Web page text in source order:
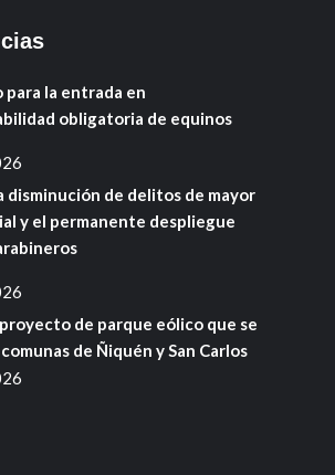
para la entrada en
obligatoria de equinos
disminución de delitos de mayor
y el permanente despliegue
de parque eólico que se
de Ñiquén y San Carlos